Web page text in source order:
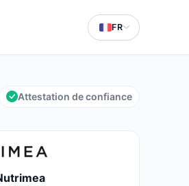
FR
Attestation de confiance